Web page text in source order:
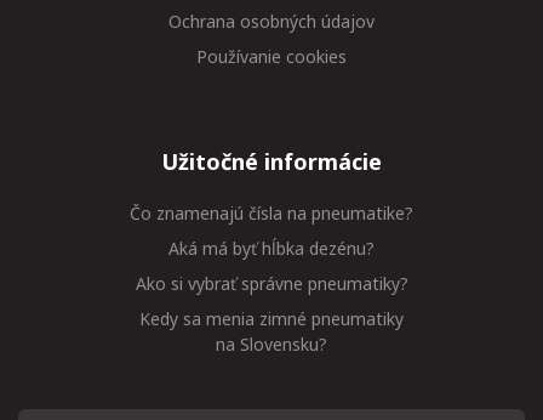
Ochrana osobných údajov
Používanie cookies
Užitočné informácie
Čo znamenajú čísla na pneumatike?
Aká má byť hĺbka dezénu?
Ako si vybrať správne pneumatiky?
Kedy sa menia zimné pneumatiky
na Slovensku?